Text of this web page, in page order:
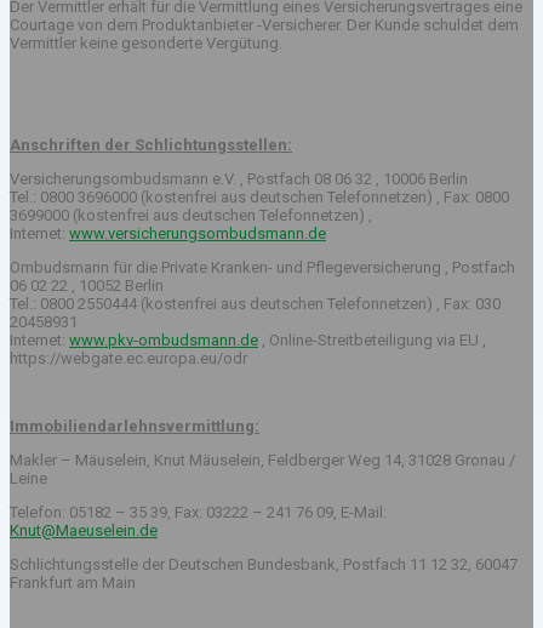
Der Vermittler erhält für die Vermittlung eines Versicherungsvertrages eine
Courtage von dem Produktanbieter -Versicherer. Der Kunde schuldet dem
Vermittler keine gesonderte Vergütung.
Anschriften der Schlichtungsstellen:
Versicherungsombudsmann e.V. , Postfach 08 06 32 , 10006 Berlin
Tel.: 0800 3696000 (kostenfrei aus deutschen Telefonnetzen) , Fax: 0800
3699000 (kostenfrei aus deutschen Telefonnetzen) ,
Internet: www.versicherungsombudsmann.de
Ombudsmann für die Private Kranken- und Pflegeversicherung , Postfach
06 02 22 , 10052 Berlin
Tel.: 0800 2550444 (kostenfrei aus deutschen Telefonnetzen) , Fax: 030
20458931
Internet: www.pkv-ombudsmann.de , Online-Streitbeteiligung via EU ,
https://webgate.ec.europa.eu/odr
Immobiliendarlehnsvermittlung:
Makler – Mäuselein, Knut Mäuselein, Feldberger Weg 14, 31028 Gronau /
Leine
Telefon: 05182 – 35 39, Fax: 03222 – 241 76 09, E-Mail:
Knut@Maeuselein.de
Schlichtungsstelle der Deutschen Bundesbank, Postfach 11 12 32, 60047
Frankfurt am Main